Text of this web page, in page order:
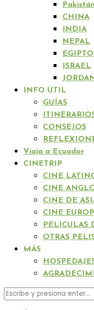
CHINA
INDIA
NEPAL
EGIPTO
ISRAEL
INFO ÚTIL
GUÍAS
CONSEJOS
Viaja a Ecuador
CINETRIP
CINE
CINE
CINE DE
CINE
PELICULAS
OTRAS
MÁS